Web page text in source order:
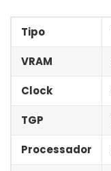
Tipo
VRAM
Clock
TGP
Processador